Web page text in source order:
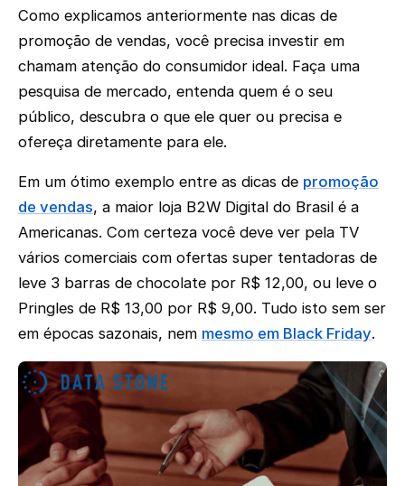
Como explicamos anteriormente nas dicas de
promoção de vendas, você precisa investir em
chamam atenção do consumidor ideal. Faça uma
pesquisa de mercado, entenda quem é o seu
público, descubra o que ele quer ou precisa e
ofereça diretamente para ele.
Em um ótimo exemplo entre as dicas de promoção
de vendas, a maior loja B2W Digital do Brasil é a
Americanas. Com certeza você deve ver pela TV
vários comerciais com ofertas super tentadoras de
leve 3 barras de chocolate por R$ 12,00, ou leve o
Pringles de R$ 13,00 por R$ 9,00. Tudo isto sem ser
em épocas sazonais, nem mesmo em Black Friday.